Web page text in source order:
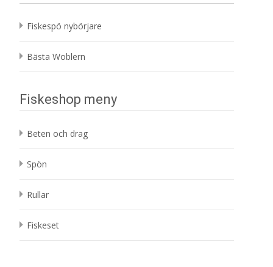
Fiskespö nybörjare
Bästa Woblern
Fiskeshop meny
Beten och drag
Spön
Rullar
Fiskeset